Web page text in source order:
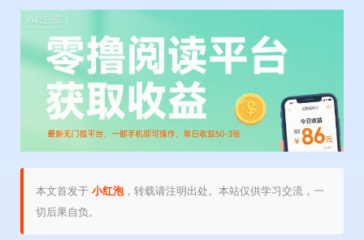
本文首发于 小红泡，转载请注明出处。本站仅供学习交流，一
切后果自负。